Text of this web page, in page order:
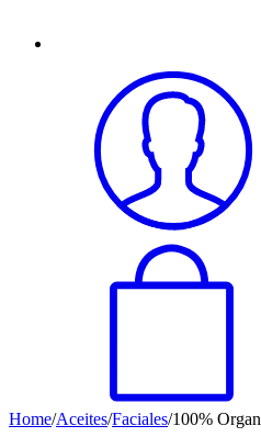
Home/Aceites/Faciales/100%